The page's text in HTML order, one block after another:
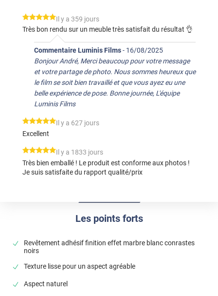
Les points forts
Revêtement adhésif finition effet marbre blanc conrastes
noirs
Texture lisse pour un aspect agréable
Aspect naturel
*****
Il y a 359 jours
Très bon rendu sur un meuble très satisfait du résultat 👌
Commentaire Luminis Films- 16/08/2025
Bonjour André, Merci beaucoup pour votre message
et votre partage de photo. Nous sommes heureux que
le film se soit bien travaillé et que vous ayez eu une
belle expérience de pose. Bonne journée, L'équipe
Luminis Films
*****
Il y a 627 jours
Excellent
*****
Il y a 1833 jours
Très bien emballé ! Le produit est conforme aux photos !
Je suis satisfaite du rapport qualité/prix